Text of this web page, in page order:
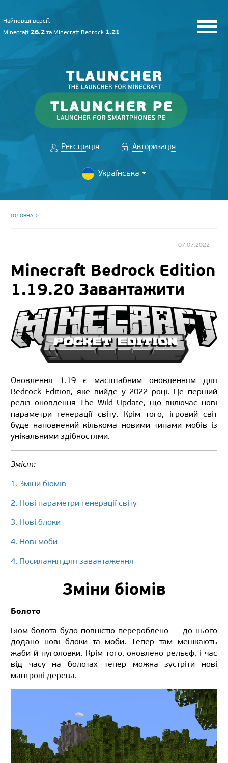
Найновші версії:
Minecraft 26.2 та Minecraft Bedrock 1.21
Реєстрація Авторизація
ГОЛОВНА
07.07.2022
Minecraft Bedrock Edition
1.19.20 Завантажити
Оновлення 1.19 є масштабним оновленням для
Bedrock Edition, яке вийде у 2022 році. Це перший
реліз оновлення The Wild Update, що включає нові
параметри генерації світу. Крім того, ігровий світ
буде наповнений кількома новими типами мобів із
унікальними здібностями.
Зміст:
1. Зміни біомів
2. Нові параметри генерації світу
3. Нові блоки
4. Нові моби
4. Посилання для завантаження
Зміни біомів
Болото
Біом болота було повністю перероблено — до нього
додано нові блоки та моби. Тепер там мешкають
жаби й пуголовки. Крім того, оновлено рельєф, і час
від часу на болотах тепер можна зустріти нові
мангрові дерева.